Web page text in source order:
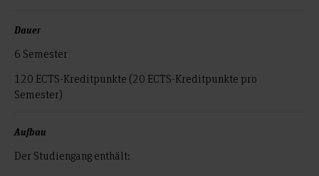
Dauer
6 Semester
120 ECTS-Kreditpunkte (20 ECTS-Kreditpunkte pro
Semester)
Aufbau
Der Studiengang enthält: